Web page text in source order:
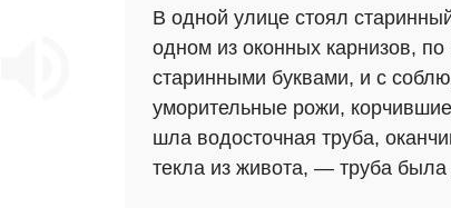
В одной улице стоял
одном из оконных карнизов,
старинными буквами, и с
уморительные рожи,
шла водосточная труба,
текла из живота, — труба